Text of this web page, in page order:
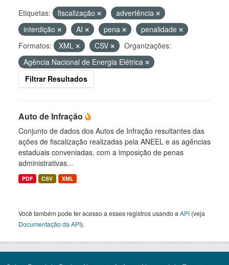
Etiquetas: fiscalização
advertência
interdição
AI pena
penalidade
Formatos:
XML CSV
Organizações:
Agência Nacional de Energia Elétrica
Filtrar Resultados
Auto de Infração
Conjunto de dados dos Autos de Infração resultantes das
ações de fiscalização realizadas pela ANEEL e as agências
estaduais conveniadas, com a imposição de penas
administrativas...
PDF CSV XML
Você também pode ter acesso a esses registros usando a API (veja
Documentação da API).